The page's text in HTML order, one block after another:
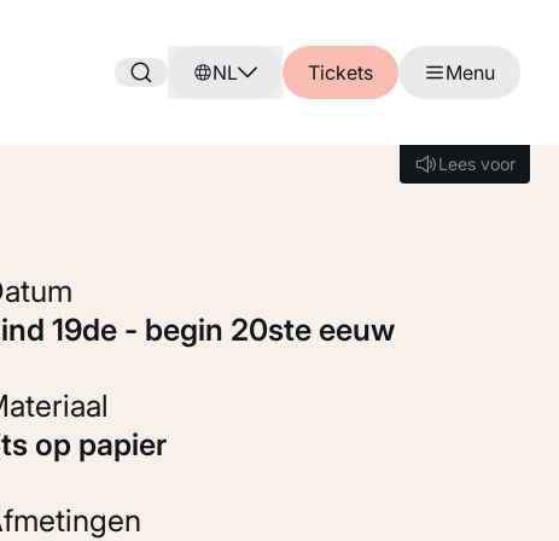
NL Tickets Menu
Lees voor
Lees voor
Datum
eind 19de - begin 20ste eeuw
Materiaal
Ets op papier
Afmetingen